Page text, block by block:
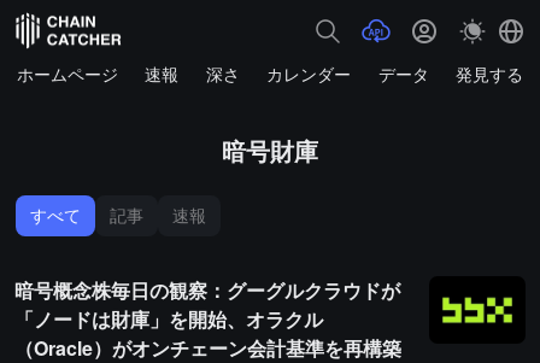
ホームページ 速報 深さ カレンダー データ 発見する
暗号財庫
すべて 記事 速報
暗号概念株毎日の観察：グーグルクラウドが
「ノードは財庫」を開始、オラクル
（Oracle）がオンチェーン会計基準を再構築